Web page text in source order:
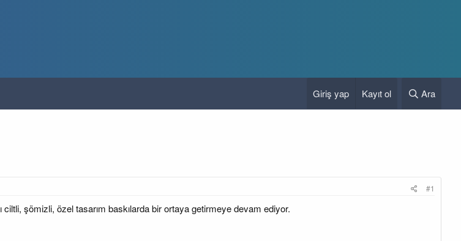
Giriş yap Kayıt ol Ara
#1
ciltli, şömizli, özel tasarım baskılarda bir ortaya getirmeye devam ediyor.